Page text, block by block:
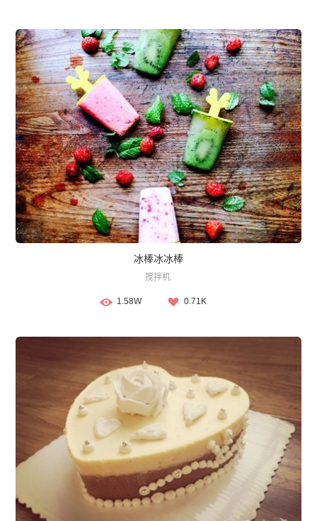
冰棒冰冰棒
搅拌机
1.58W 0.71K